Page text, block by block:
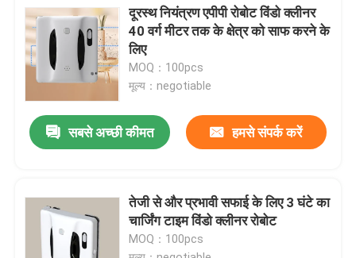
गुणवत्ता नियंत्रण
एक उद्धरण का अनुरोध करें
रोबोट वैक्यूम क्लीनर
रोबोट विंडो क्लीनर
दूरस्थ नियंत्रण एपीपी रोबोट विंडो क्लीनर
40 वर्ग मीटर तक के क्षेत्र को साफ करने के
लिए
MOQ：100pcs
मूल्य：negotiable
सबसे अच्छी कीमत हमसे संपर्क करें
तेजी से और प्रभावी सफाई के लिए 3 घंटे का
चार्जिंग टाइम विंडो क्लीनर रोबोट
MOQ：100pcs